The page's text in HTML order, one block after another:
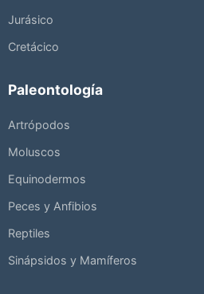
Jurásico
Cretácico
Paleontología
Artrópodos
Moluscos
Equinodermos
Peces y Anfibios
Reptiles
Sinápsidos y Mamíferos